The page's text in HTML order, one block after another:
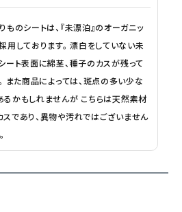
ものシートは、『未漂泊』のオーガニッ
用しております。 漂白をしていない未
ート表面に綿茎、種子のカスが残って
また商品によっては、斑点の多い少な
かもしれませんが こちらは天然素材
であり、異物や汚れではございません